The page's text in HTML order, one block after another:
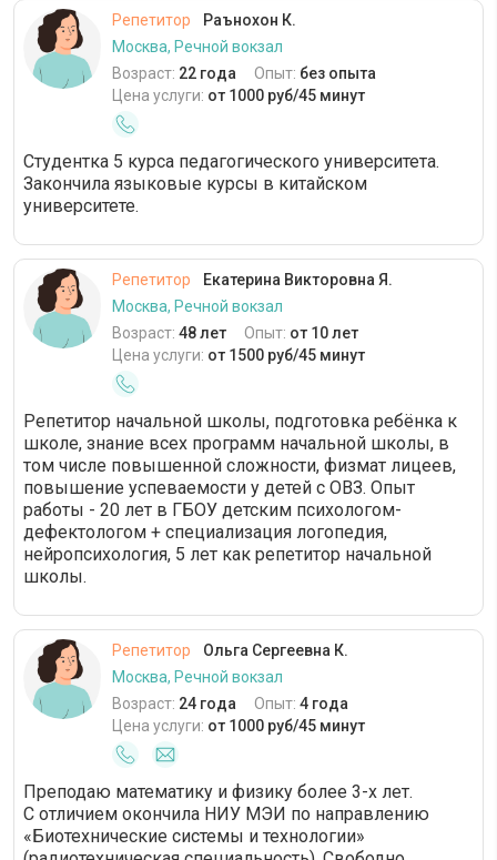
Репетитор
Раънохон К.
Москва, Речной вокзал
Возраст: 22 года Опыт: без опыта
Цена услуги: от 1000 руб/45 минут
Студентка 5 курса педагогического университета.
Закончила языковые курсы в китайском
университете.
Репетитор
Екатерина Викторовна Я.
Москва, Речной вокзал
Возраст: 48 лет Опыт: от 10 лет
Цена услуги: от 1500 руб/45 минут
Репетитор начальной школы, подготовка ребёнка к
школе, знание всех программ начальной школы, в
том числе повышенной сложности, физмат лицеев,
повышение успеваемости у детей с ОВЗ. Опыт
работы - 20 лет в ГБОУ детским психологом-
дефектологом + специализация логопедия,
нейропсихология, 5 лет как репетитор начальной
школы.
Репетитор
Ольга Сергеевна К.
Москва, Речной вокзал
Возраст: 24 года Опыт: 4 года
Цена услуги: от 1000 руб/45 минут
Преподаю математику и физику более 3-х лет.
С отличием окончила НИУ МЭИ по направлению
«Биотехнические системы и технологии»